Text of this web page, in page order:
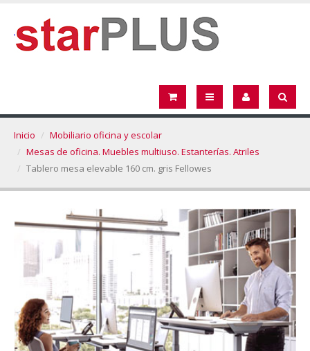
Inicio
Mobiliario oficina y escolar
Mesas de oficina. Muebles multiuso. Estanterías. Atriles
Tablero mesa elevable 160 cm. gris Fellowes